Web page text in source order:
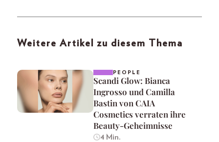
Weitere Artikel zu diesem Thema
PEOPLE
Scandi Glow: Bianca
Ingrosso und Camilla
Bastin von CAIA
Cosmetics verraten ihre
Beauty-Geheimnisse
4 Min.